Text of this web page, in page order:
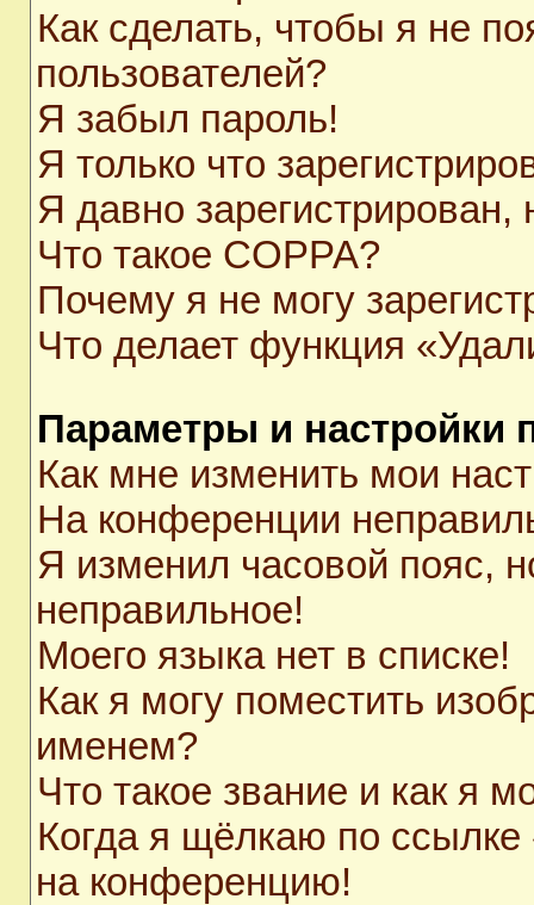
Как сделать, чтобы я не
пользователей?
Я забыл пароль!
Я только что
Я давно
Что такое COPPA?
Почему я не могу
Что делает функция
Параметры и настройки
Как мне изменить мои
На конференции
Я изменил часовой пояс,
неправильное!
Моего языка нет в списке!
Как я могу поместить
именем?
Что такое звание и как я
Когда я щёлкаю по ссылке
на конференцию!